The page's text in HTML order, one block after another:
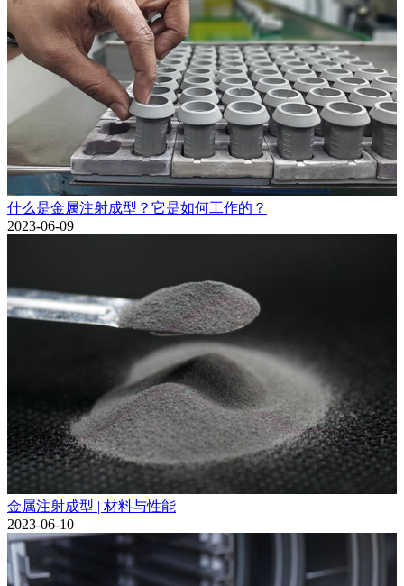
什么是金属注射成型？它是如何工作的？
2023-06-09
金属注射成型 | 材料与性能
2023-06-10